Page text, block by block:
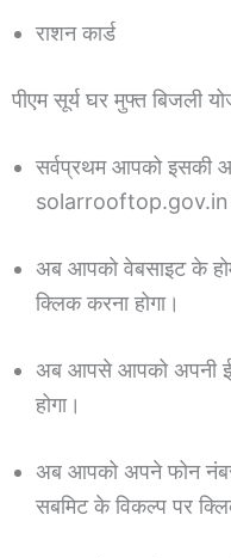
राशन कार्ड
पीएम सूर्य घर मुफ्त बिजली
सर्वप्रथम आपको इसकी
solarrooftop.gov.in
अब आपको वेबसाइट के
क्लिक करना होगा।
अब आपसे आपको अपनी
होगा।
अब आपको अपने फोन
सबमिट के विकल्प पर